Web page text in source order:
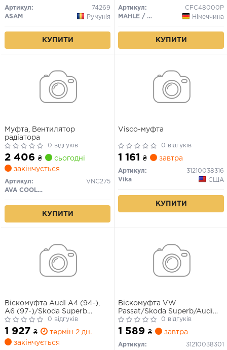
Артикул:
74269
ASAM
Румунія
КУПИТИ
03.08
Артикул:
CFC48000P
MAHLE / KNECHT
Німеччина
КУПИТИ
Муфта, Вентилятор
радіатора
0 відгуків
2 406 ₴
сьогодні
закінчується
Артикул:
VNC275
AVA COOLING
КУПИТИ
Visco-муфта
0 відгуків
1 161 ₴ завтра
Артикул:
31210038316
Vika
США
КУПИТИ
Віскомуфта AudI A4 (94-),
A6 (97-)/Skoda Superb
(01-)/VW Passat (96-)
(352645) KALE OTO
RADYATOR
0 відгуків
1 927 ₴
термін 2 дн.
закінчується
Віскомуфта VW
Passat/Skoda Superb/Audi
A4, A6 1.6-2.3 (94-08)
(31210038301) VIKA
0 відгуків
1 589 ₴ завтра
Артикул:
31210038301